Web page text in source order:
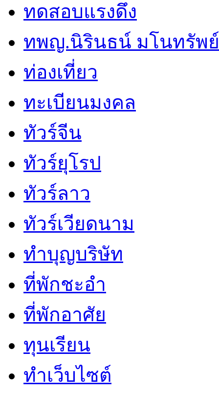
ทดสอบแรงดึง
ทพญ.นิรินธน์ มโนทรัพ
ท่องเที่ยว
ทะเบียนมงคล
ทัวร์จีน
ทัวร์ยุโรป
ทัวร์ลาว
ทัวร์เวียดนาม
ทำบุญบริษัท
ที่พักชะอำ
ที่พักอาศัย
ทุนเรียน
ทําเว็บไซต์